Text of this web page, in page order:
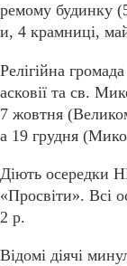
ремому будинку
и, 4 крамниці,
Релігійна
асковії та св.
7 жовтня
а 19 грудня
Діють осередки
«Просвіти». Всі
2 р.
Відомі діячі